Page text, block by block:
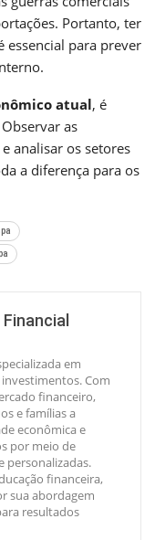
Portanto, ter
essencial para prever
atual, é
as
analisar os setores
a diferença para os
em
Com
financeiro,
e famílias a
econômica e
por meio de
personalizadas.
financeira,
sua abordagem
resultados